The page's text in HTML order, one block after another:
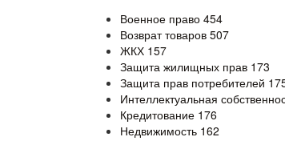
Военное право 454
Возврат товаров 507
ЖКХ 157
Защита жилищных прав 173
Защита прав потребителей
Интеллектуальная
Кредитование 176
Недвижимость 162